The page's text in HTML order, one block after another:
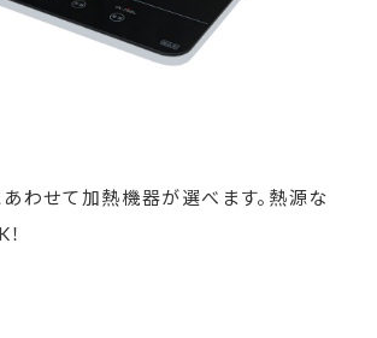
わせて加熱機器が選べます。熱源な